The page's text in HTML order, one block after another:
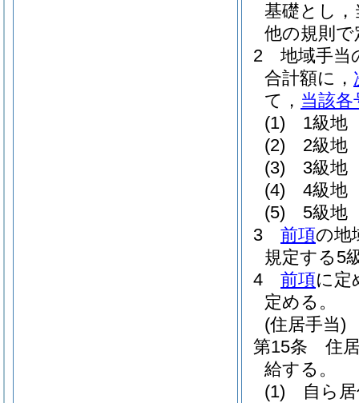
基礎とし
他の規則
2
地域手当
合計額に，
て， 当該各
(1)
1級地
(2)
2級地
(3)
3級地
(4)
4級地
(5)
5級地
3
前項の地
規定する5
4
前項に定
定める。
(住居手当)
第15条
住
給する。
(1)
自ら